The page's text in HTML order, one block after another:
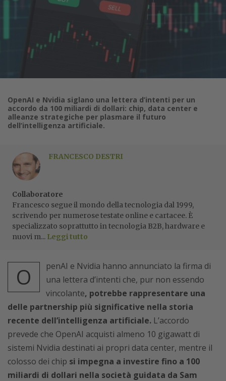
OpenAI e Nvidia siglano una lettera d’intenti per un
accordo da 100 miliardi di dollari: chip, data center e
alleanze strategiche per plasmare il futuro
dell’intelligenza artificiale.
FRANCESCO DESTRI
Collaboratore
Francesco segue il mondo della tecnologia dal 1999,
scrivendo per numerose testate online e cartacee. È
specializzato soprattutto in tecnologia B2B, hardware e
nuovi m... Leggi tutto
O
penAI e Nvidia hanno annunciato la firma di
una lettera d’intenti che, pur non essendo
vincolante, potrebbe rappresentare una
delle partnership più significative nella storia
recente dell’intelligenza artificiale. L’accordo
prevede che OpenAI acquisti almeno 10 gigawatt di
sistemi Nvidia destinati ai propri data center, mentre il
colosso dei chip si impegna a investire fino a 100
miliardi di dollari nella società guidata da Sam